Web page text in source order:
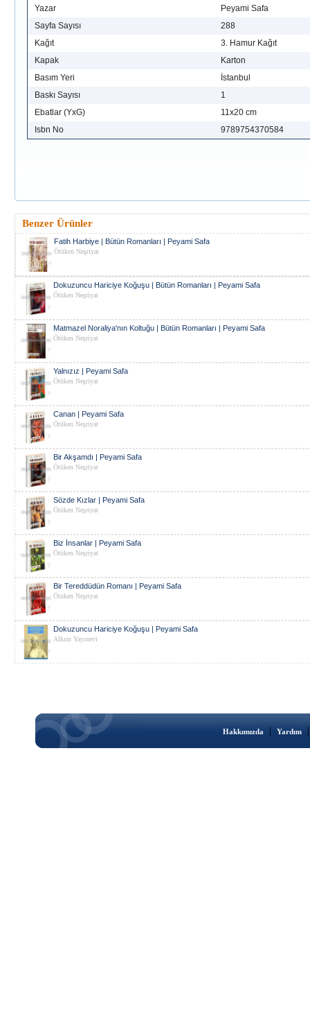
Yazar
Peyami Safa
Sayfa Sayısı
288
Kağıt
3. Hamur Kağıt
Kapak
Karton
Basım Yeri
İstanbul
Baskı Sayısı
1
Ebatlar (YxG)
11x20 cm
Isbn No
9789754370584
Benzer Ürünler
Fatih Harbiye | Bütün Romanları | Peyami Safa
Ötüken Neşriyat
Dokuzuncu Hariciye Koğuşu | Bütün Romanları | Peyami Safa
Ötüken Neşriyat
Matmazel Noraliya'nın Koltuğu | Bütün Romanları | Peyami Safa
Ötüken Neşriyat
Yalnızız | Peyami Safa
Ötüken Neşriyat
Canan | Peyami Safa
Ötüken Neşriyat
Bir Akşamdı | Peyami Safa
Ötüken Neşriyat
Sözde Kızlar | Peyami Safa
Ötüken Neşriyat
Biz İnsanlar | Peyami Safa
Ötüken Neşriyat
Bir Tereddüdün Romanı | Peyami Safa
Ötüken Neşriyat
Dokuzuncu Hariciye Koğuşu | Peyami Safa
Alkım Yayınevi
Hakkımızda | Yardım